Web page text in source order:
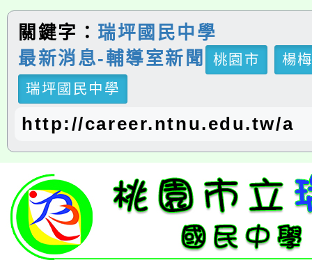
關鍵字： 瑞坪國民中學
最新消息-輔導室新聞
桃園市
楊
瑞坪國民中學
http://career.ntnu.edu.tw/a